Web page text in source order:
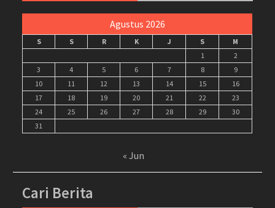
Agustus 2026
S S R K J S
M
1
2
3
4 5 6 7 8
9
10
11 12 13 14 15
16
17
18 19 20 21 22
23
24
25 26 27 28 29
30
31
« Jun
Cari Berita